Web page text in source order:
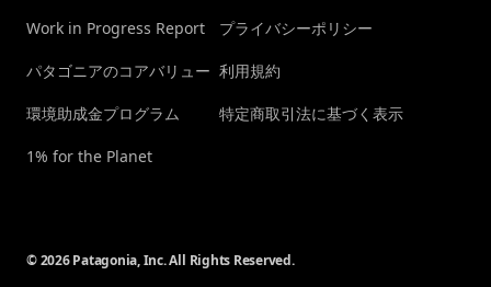
Work in Progress Report
パタゴニアのコアバリュー
環境助成金プログラム
1% for the Planet
プライバシーポリシー
利用規約
特定商取引法に基づく表示
© 2026 Patagonia, Inc. All Rights Reserved.